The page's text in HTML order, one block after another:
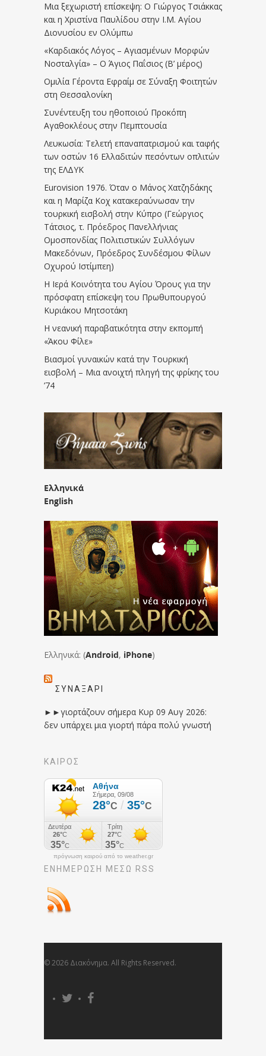
Μια ξεχωριστή επίσκεψη: Ο Γιώργος Τσιάκκας
και η Χριστίνα Παυλίδου στην Ι.Μ. Αγίου
Διονυσίου εν Ολύμπω
«Καρδιακός Λόγος – Αγιασμένων Μορφών
Νοσταλγία» – Ο Άγιος Παΐσιος (Β’ μέρος)
Ομιλία Γέροντα Εφραίμ σε Σύναξη Φοιτητών
στη Θεσσαλονίκη
Συνέντευξη του ηθοποιού Προκόπη
Αγαθοκλέους στην Πεμπτουσία
Λευκωσία: Τελετή επαναπατρισμού και ταφής
των οστών 16 Ελλαδιτών πεσόντων οπλιτών
της ΕΛΔΥΚ
Eurovision 1976. Όταν ο Μάνος Χατζηδάκης
και η Μαρίζα Κοχ κατακεραύνωσαν την
τουρκική εισβολή στην Κύπρο (Γεώργιος
Τάτσιος, τ. Πρόεδρος Πανελλήνιας
Ομοσπονδίας Πολιτιστικών Συλλόγων
Μακεδόνων, Πρόεδρος Συνδέσμου Φίλων
Οχυρού Ιστίμπεη)
Η Ιερά Κοινότητα του Αγίου Όρους για την
πρόσφατη επίσκεψη του Πρωθυπουργού
Κυριάκου Μητσοτάκη
Η νεανική παραβατικότητα στην εκπομπή
«Άκου Φίλε»
Βιασμοί γυναικών κατά την Τουρκική
εισβολή – Μια ανοιχτή πληγή της φρίκης του
’74
Ελληνικά
English
Ελληνικά: (Android, iPhone)
ΣΥΝΑΞΆΡΙ
►►γιορτάζουν σήμερα Κυρ 09 Αυγ 2026:
δεν υπάρχει μια γιορτή πάρα πολύ γνωστή
ΚΑΙΡΟΣ
πρόγνωση καιρού από το weather.gr
ΕΝΗΜΈΡΩΣΉ ΜΕΣΩ RSS
© 2026 Διακόνημα. All Rights Reserved.